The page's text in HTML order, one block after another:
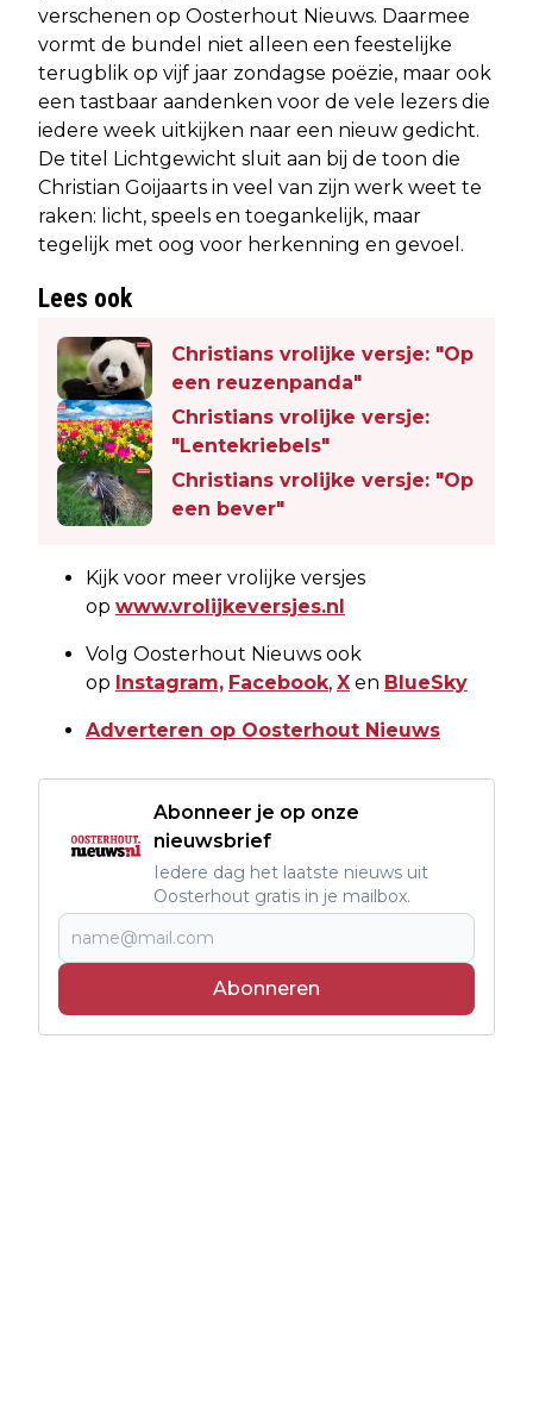
verschenen op Oosterhout Nieuws. Daarmee
vormt de bundel niet alleen een feestelijke
terugblik op vijf jaar zondagse poëzie, maar ook
een tastbaar aandenken voor de vele lezers die
iedere week uitkijken naar een nieuw gedicht.
De titel Lichtgewicht sluit aan bij de toon die
Christian Goijaarts in veel van zijn werk weet te
raken: licht, speels en toegankelijk, maar
tegelijk met oog voor herkenning en gevoel.
Lees ook
Christians vrolijke versje: "Op
een reuzenpanda"
Christians vrolijke versje:
"Lentekriebels"
Christians vrolijke versje: "Op
een bever"
Kijk voor meer vrolijke versjes
op www.vrolijkeversjes.nl
Volg Oosterhout Nieuws ook
op Instagram, Facebook, X en BlueSky
Adverteren op Oosterhout Nieuws
Abonneer je op onze
nieuwsbrief
Iedere dag het laatste nieuws uit
Oosterhout gratis in je mailbox.
Abonneren